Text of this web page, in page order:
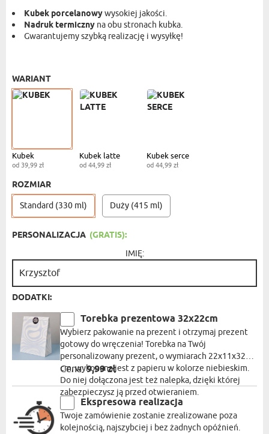
Kubek porcelanowywysokiej jakości.
Nadruk termiczny na obu stronach kubka.
Gwarantujemy szybką realizację i wysyłkę!
WARIANT
Kubek
od 39,99 zł
Kubek latte
od 44,99 zł
Kubek serce
od 44,99 zł
ROZMIAR
Standard (330 ml) Duży (415 ml)
PERSONALIZACJA (GRATIS):
IMIĘ:
DODATKI:
Torebka prezentowa 32x22cm
Wybierz pakowanie na prezent i otrzymaj prezent
gotowy do wręczenia! Torebka na Twój
personalizowany prezent, o wymiarach 22x11x32
cm, wykonana jest z papieru w kolorze niebieskim.
Do niej dołączona jest też nalepka, dzięki której
zabezpieczysz ją przed otwieraniem.
Cena:9,99 zł
Ekspresowa realizacja
Twoje zamówienie zostanie zrealizowane poza
kolejnością, najszybciej i bez żadnych opóźnień.